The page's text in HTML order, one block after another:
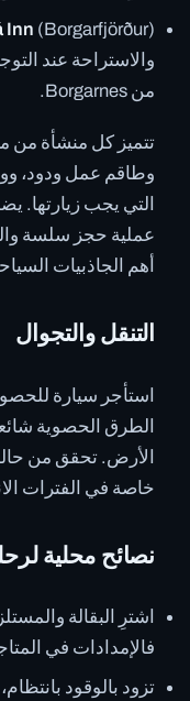
Inn
من Borgarnes.
تتميز كل منشأة من
وطاقم عمل ودود،
عملية حجز سلسة
أهم الجاذبيات
التنقل والتجوال
استأجر سيارة
الطرق الحصوية
خاصة في الفترات
نصائح محلية
اشترِ البقالة
فالإمدادات في
تزود بالوقود